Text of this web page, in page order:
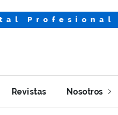
Profesional
Revistas Nosotros